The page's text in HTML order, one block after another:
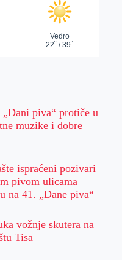
piva“ protiče u
muzike i dobre
ispraćeni pozivari
pivom ulicama
na 41. „Dane piva“
vožnje skutera na
Tisa